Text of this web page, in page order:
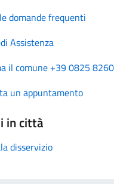
domande frequenti
Assistenza
il comune +39 0825
un appuntamento
in città
disservizio